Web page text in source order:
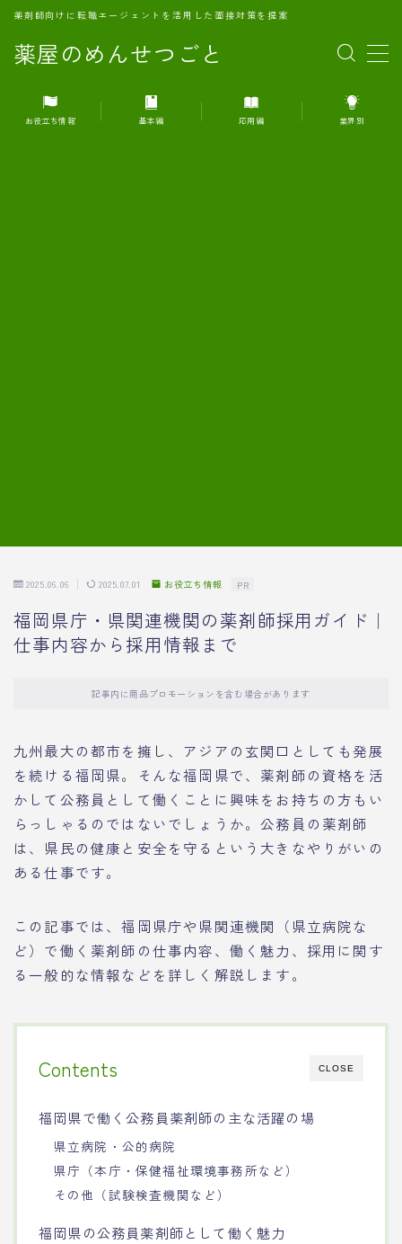
薬屋のめんせつごと
薬剤師向けに転職エージェントを活用した面接対策を提案
MENU
1.転職エージェントとは何か？
お役立ち情報 基本編 応用編 業界別
2025.06.06 2025.07.01 お役立ち情報 PR
福岡県庁・県関連機関の薬剤師採用ガイド｜
仕事内容から採用情報まで
記事内に商品プロモーションを含む場合があります
九州最大の都市を擁し、アジアの玄関口としても発展
を続ける福岡県。そんな福岡県で、薬剤師の資格を活
かして公務員として働くことに興味をお持ちの方もい
らっしゃるのではないでしょうか。公務員の薬剤師
は、県民の健康と安全を守るという大きなやりがいの
ある仕事です。
この記事では、福岡県庁や県関連機関（県立病院な
ど）で働く薬剤師の仕事内容、働く魅力、採用に関す
る一般的な情報などを詳しく解説します。
CLOSE
Contents
福岡県で働く公務員薬剤師の主な活躍の場
県立病院・公的病院
県庁（本庁・保健福祉環境事務所など）
その他（試験検査機関など）
福岡県の公務員薬剤師として働く魅力